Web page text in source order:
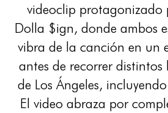
videoclip protagonizado
Dolla $ign, donde ambos
vibra de la canción en un
antes de recorrer distintos
de Los Ángeles,
El video abraza por